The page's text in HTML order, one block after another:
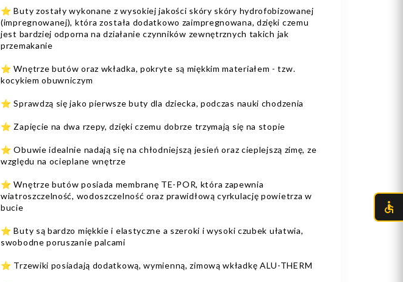
⭐️ Buty zostały wykonane z wysokiej jakości skóry skóry hydrofobizowanej
(impregnowanej), która została dodatkowo zaimpregnowana, dzięki czemu
jest bardziej odporna na działanie czynników zewnętrznych takich jak
przemakanie
⭐️ Wnętrze butów oraz wkładka, pokryte są miękkim materiałem - tzw.
kocykiem obuwniczym
⭐️ Sprawdzą się jako pierwsze buty dla dziecka, podczas nauki chodzenia
⭐️ Zapięcie na dwa rzepy, dzięki czemu dobrze trzymają się na stopie
⭐️ Obuwie idealnie nadają się na chłodniejszą jesień oraz cieplejszą zimę, ze
względu na ocieplane wnętrze
⭐️ Wnętrze butów posiada membranę TE-POR, która zapewnia
wiatroszczelność, wodoszczelność oraz prawidłową cyrkulację powietrza w
bucie
⭐️ Buty są bardzo miękkie i elastyczne a szeroki i wysoki czubek ułatwia,
swobodne poruszanie palcami
⭐️ Trzewiki posiadają dodatkową, wymienną, zimową wkładkę ALU-THERM